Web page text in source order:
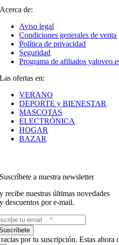
Acerca de:
Aviso legal
Condiciones generales de venta
Política de privacidad
Seguridad
Programa de afiliados
Las ofertas en:
VERANO
DEPORTE y BIENESTAR
MASCOTAS
ELECTRÓNICA
HOGAR
BAZAR
Suscríbete a nuestra newsletter
y recibe nuestras últimas novedades
y descuentos por e-mail.
por tu suscripción. Estas ahora